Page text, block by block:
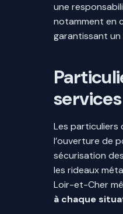
une
notamment en
garantissant un
services
Les particuliers
l’ouverture de
sécurisation
les rideaux
Loir-et-Cher
à chaque